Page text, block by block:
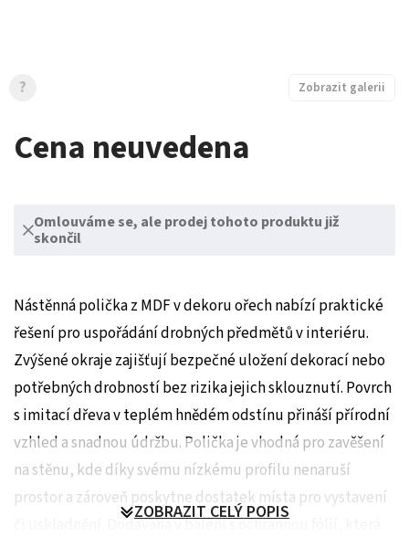
Cena neuvedena
Omlouváme se, ale prodej tohoto produktu již
skončil
Zobrazit galerii
?
Nástěnná polička z MDF v dekoru ořech nabízí praktické
řešení pro uspořádání drobných předmětů v interiéru.
Zvýšené okraje zajišťují bezpečné uložení dekorací nebo
potřebných drobností bez rizika jejich sklouznutí. Povrch
s imitací dřeva v teplém hnědém odstínu přináší přírodní
vzhled a snadnou údržbu. Polička je vhodná pro zavěšení
na stěnu, kde díky svému nízkému profilu nenaruší
prostor a zároveň poskytne dostatek místa pro vystavení
či uskladnění. Dodávána v balení s ochrannou fólií, která
ZOBRAZIT CELÝ POPIS